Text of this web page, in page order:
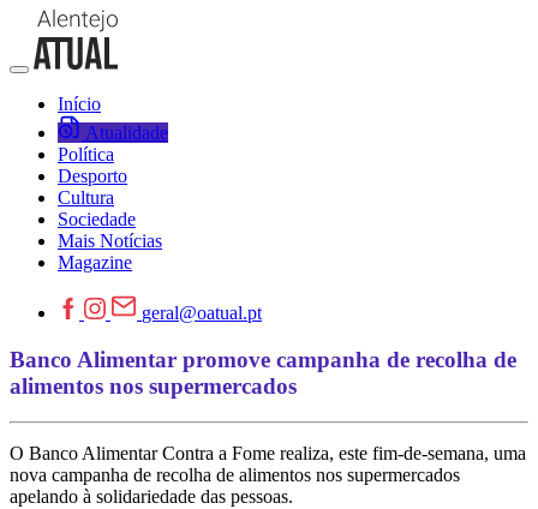
Início
Atualidade
Política
Desporto
Cultura
Sociedade
Mais Notícias
Magazine
geral@oatual.pt
Banco Alimentar promove campanha de recolha de
alimentos nos supermercados
O Banco Alimentar Contra a Fome realiza, este fim-de-semana, uma
nova campanha de recolha de alimentos nos supermercados
apelando à solidariedade das pessoas.